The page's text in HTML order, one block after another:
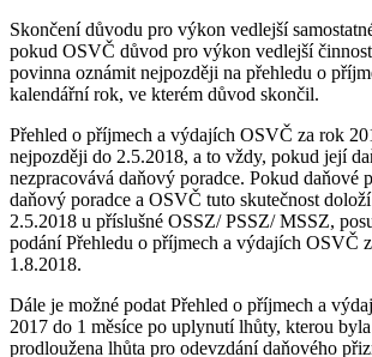
Skončení důvodu pro výkon vedlejší
pokud OSVČ důvod pro výkon vedlejší
povinna oznámit nejpozději na přehledu o
kalendářní rok, ve kterém důvod skončil.
Přehled o příjmech a výdajích OSVČ za rok
nejpozději do 2.5.2018, a to vždy, pokud její
nezpracovává daňový poradce. Pokud daňové
daňový poradce a OSVČ tuto skutečnost
2.5.2018 u příslušné OSSZ/ PSSZ/ MSSZ,
podání Přehledu o příjmech a výdajích OSVČ
1.8.2018.
Dále je možné podat Přehled o příjmech a
2017 do 1 měsíce po uplynutí lhůty, kterou
prodloužena lhůta pro odevzdání daňového